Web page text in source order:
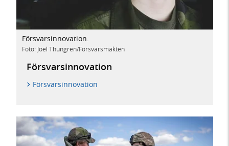
Försvarsinnovation.
Foto: Joel Thungren/Försvarsmakten
Försvarsinnovation
Försvarsinnovation